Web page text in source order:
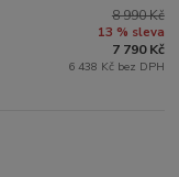
8 990 Kč
13 % sleva
7 790 Kč
6 438 Kč bez DPH